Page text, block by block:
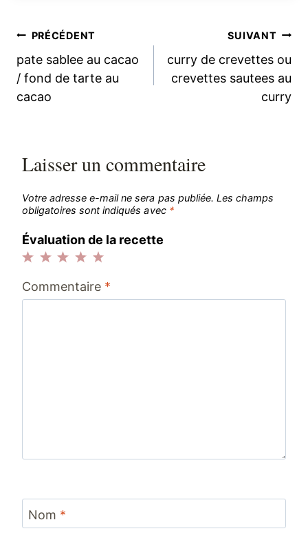
Navigation
de
l’article
PRÉCÉDENT
pate sablee au cacao
/ fond de tarte au
cacao
SUIVANT
curry de crevettes ou
crevettes sautees au
curry
Laisser un commentaire
Votre adresse e-mail ne sera pas publiée. Les champs
obligatoires sont indiqués avec *
Évaluation de la recette
étoiles
étoiles
étoiles
étoiles
étoile
Commentaire *
Nom *